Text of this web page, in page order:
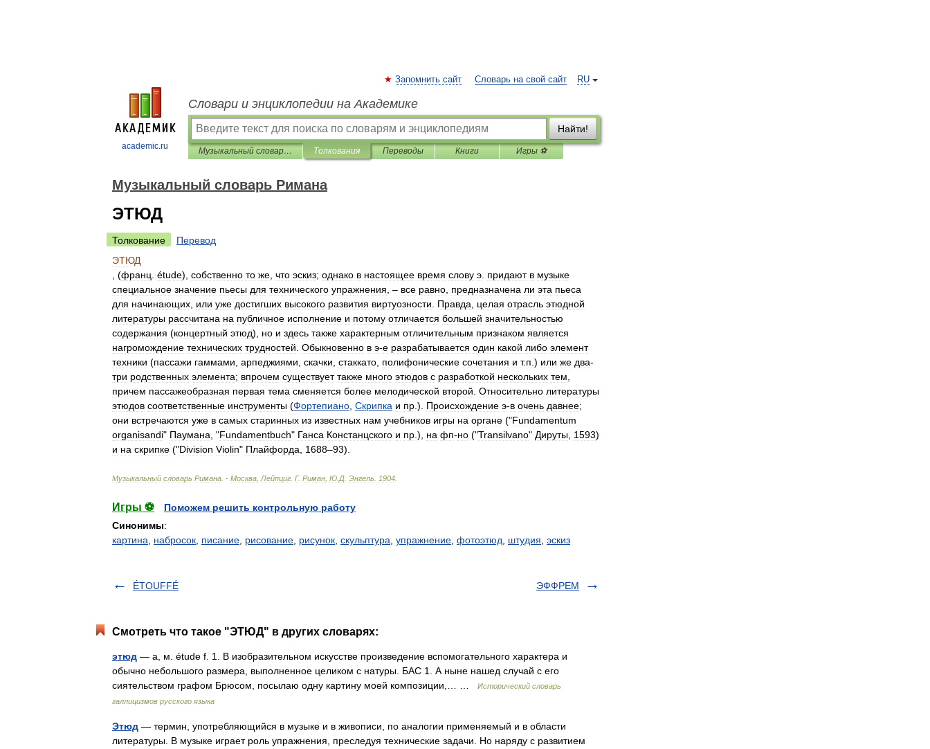
academic.ru
RU
Запомнить сайт Словарь на свой сайт
Словари и энциклопедии на Академике
Найти!
Музыкальный словарь Римана Толкования Переводы Книги Игры ⚽
Музыкальный словарь Римана
ЭТЮД
Толкование
Перевод
ЭТЮД
, (франц étude), собственно то же что эскиз; однако в настоящее время слову э придают в музыке
специальное значение пьесы для технического упражнения , – все равно предназначена ли эта пьеса
для начинающих или уже достигших высокого развития виртуозности Правда целая отрасль этюдной
литературы рассчитана на публичное исполнение и потому отличается большей значительностью
содержания (концертный этюд), но и здесь также характерным отличительным признаком является
нагромождение технических трудностей Обыкновенно в э-е разрабатывается один какой либо элемент
техники (пассажи гаммами арпеджиями скачки стаккато полифонические сочетания и т.п .) или же два-
три родственных элемента; впрочем существует также много этюдов с разработкой нескольких тем
причем пассажеобразная первая тема сменяется более мелодической второй Относительно литературы
этюдов соответственные инструменты (Фортепиано Скрипка и пр .). Происхождение э-в очень давнее;
они встречаются уже в самых старинных из известных нам учебников игры на органе ("Fundamentum
organisandi" Паумана , "Fundamentbuch" Ганса Констанцского и пр .), на фп-но ("Transilvano" Дируты 1593)
и на скрипке ("Division Violin" Плайфорда 1688–93).
Музыкальный словарь Римана . - Москва Лейпциг Г. Риман Ю Д Энгель 1904
Игры ⚽
Поможем решить контрольную работу
Синонимы:
картина
набросок писание рисование рисунок скульптура упражнение фотоэтюд штудия эскиз
ÉTOUFFÉ ЭФФРЕМ
Смотреть что такое "ЭТЮД" в других словарях:
этюд — а, м. étude f. 1. В изобразительном искусстве произведение вспомогательного характера и
обычно небольшого размера, выполненное целиком с натуры. БАС 1. А ныне нашед случай с его
сиятельством графом Брюсом, посылаю одну картину моей композиции,… …
Исторический словарь
галлицизмов русского языка
Этюд — термин, употребляющийся в музыке и в живописи, по аналогии применяемый и в области
литературы. В музыке играет роль упражнения, преследуя технические задачи. Но наряду с развитием